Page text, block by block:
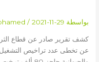
بواسطة / 2021-11-29
كشف تقرير صادر عن قطاع الثروة
عن تخطى عدد تراخيص التشغيل